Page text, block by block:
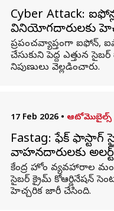
Cyber Attack:
వినియోగదారులకు
ప్రపంచవ్యాప్తంగా ఐఫోన్,
చేసుకుని పెద్ద ఎత్తున
నిపుణులు వెల్లడించారు.
17 Feb 2026 • ఆటోమొబైల్స్
Fastag: ఫేక్ ఫాస్టాగ్
వాహనదారులకు
కేంద్ర హోం వ్యవహారాల
సైబర్ క్రైమ్ కోఆర్డినేషన్
హెచ్చరిక జారీ చేసింది.